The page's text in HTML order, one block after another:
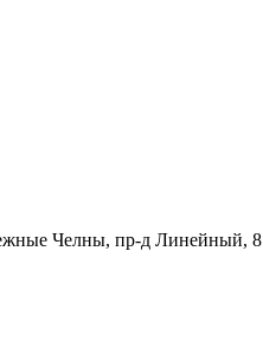
Челны, пр-д Линейный, 8